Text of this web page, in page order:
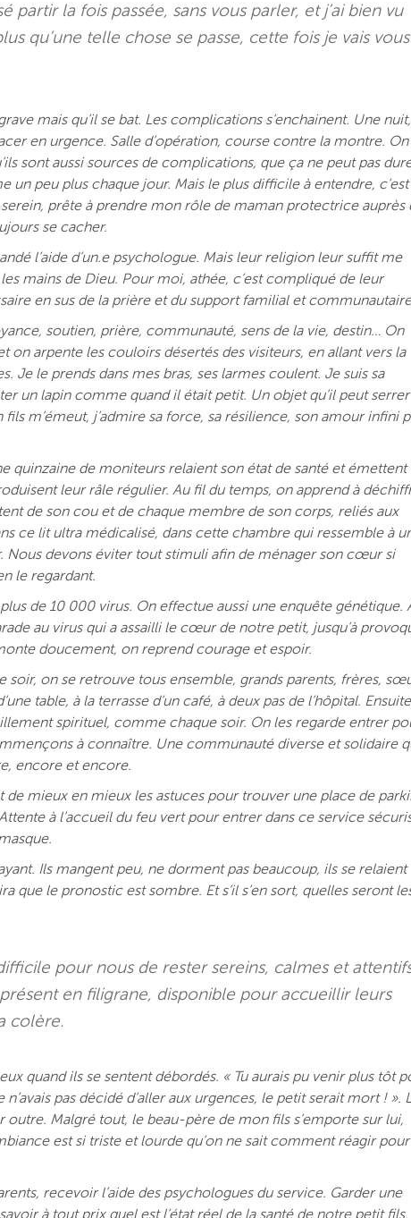
partir la fois passée, sans vous parler, et j’ai bien vu
qu’une telle chose se passe, cette fois je vais vous
mais qu’il se bat. Les complications s’enchainent. Une nuit,
en urgence. Salle d’opération, course contre la montre. On
sont aussi sources de complications, que ça ne peut pas
peu plus chaque jour. Mais le plus difficile à entendre,
prête à prendre mon rôle de maman protectrice auprès
se cacher.
l’aide d’un.e psychologue. Mais leur religion leur suffit me
mains de Dieu. Pour moi, athée, c’est compliqué de leur
en sus de la prière et du support familial et
soutien, prière, communauté, sens de la vie, destin… On
arpente les couloirs désertés des visiteurs, en allant vers la
le prends dans mes bras, ses larmes coulent. Je suis sa
un lapin comme quand il était petit. Un objet qu’il peut serrer
m’émeut, j’admire sa force, sa résilience, son amour infini
quinzaine de moniteurs relaient son état de santé et émettent
leur râle régulier. Au fil du temps, on apprend à
de son cou et de chaque membre de son corps, reliés aux
ce lit ultra médicalisé, dans cette chambre qui ressemble à
devons éviter tout stimuli afin de ménager son cœur si
le regardant.
de 10 000 virus. On effectue aussi une enquête génétique.
au virus qui a assailli le cœur de notre petit, jusqu’à
doucement, on reprend courage et espoir.
soir, on se retrouve tous ensemble, grands parents, frères,
table, à la terrasse d’un café, à deux pas de l’hôpital.
spirituel, comme chaque soir. On les regarde entrer
à connaître. Une communauté diverse et solidaire
encore et encore.
de mieux en mieux les astuces pour trouver une place de
à l’accueil du feu vert pour entrer dans ce service
Ils mangent peu, ne dorment pas beaucoup, ils se relaient
que le pronostic est sombre. Et s’il s’en sort, quelles seront
pour nous de rester sereins, calmes et
en filigrane, disponible pour accueillir leurs
colère.
quand ils se sentent débordés. « Tu aurais pu venir plus tôt
pas décidé d’aller aux urgences, le petit serait mort ! ».
Malgré tout, le beau-père de mon fils s’emporte sur lui,
est si triste et lourde qu’on ne sait comment réagir pour
recevoir l’aide des psychologues du service. Garder une
à tout prix quel est l’état réel de la santé de notre petit fils.